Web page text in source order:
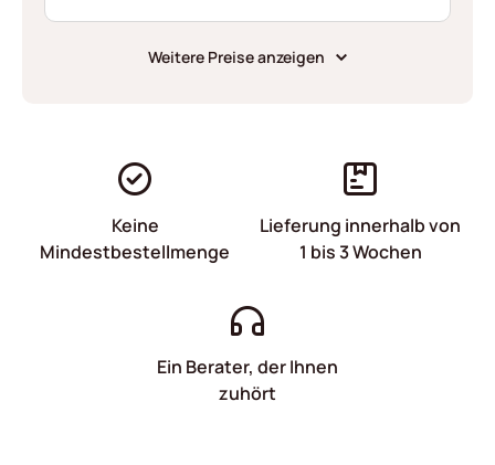
Weitere Preise anzeigen
Keine
Mindestbestellmenge
Lieferung innerhalb von
1 bis 3 Wochen
Ein Berater, der Ihnen
zuhört